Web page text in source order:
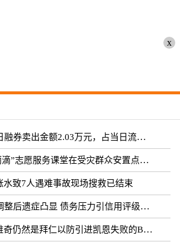
x
卖出金额2.03万元，占当日流出金额的0.41%
”志愿服务课堂在受灾群众安置点开课
水致7人遇难事故现场搜救已结束
后遗症凸显 债务压力引信用评级下调隐忧
仍然是拜仁以防引进凯恩失败的B方案